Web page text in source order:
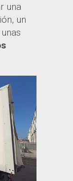
una
un